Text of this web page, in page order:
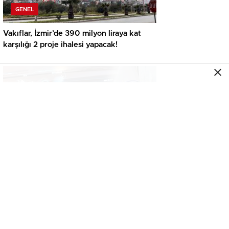
GENEL
Vakıflar, İzmir’de 390 milyon liraya kat
karşılığı 2 proje ihalesi yapacak!